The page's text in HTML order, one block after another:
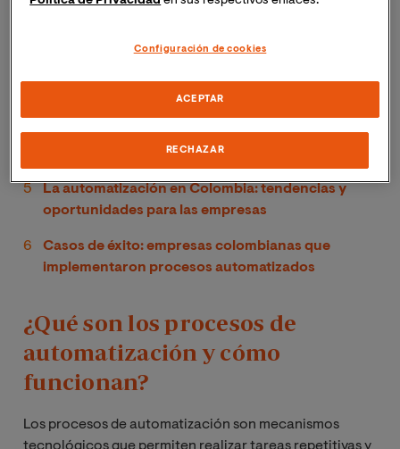
industria colombiana
¿Qué industrias en Colombia están adoptando la
La automatización en Colombia: tendencias y
oportunidades para las empresas
Casos de éxito: empresas colombianas que
implementaron procesos automatizados
¿Qué son los procesos de
automatización y cómo
funcionan?
Los procesos de automatización son mecanismos
Configuración de cookies
RECHAZAR
ACEPTAR